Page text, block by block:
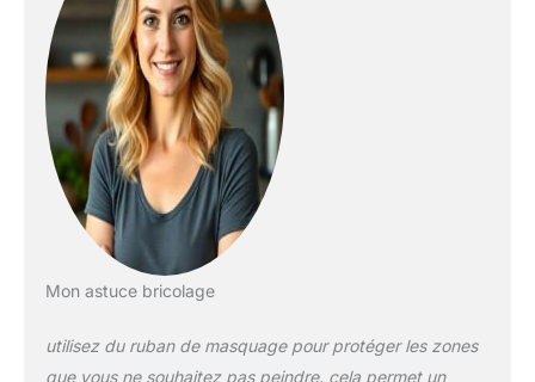
Mon astuce bricolage
utilisez du ruban de masquage pour protéger les zones
que vous ne souhaitez pas peindre. cela permet un